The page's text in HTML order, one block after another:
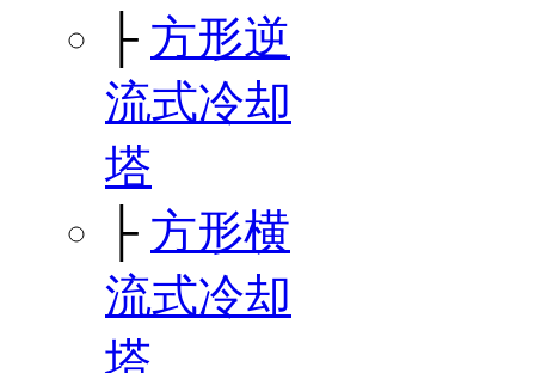
├ 方形逆
流式冷却
塔
├ 方形横
流式冷却
塔